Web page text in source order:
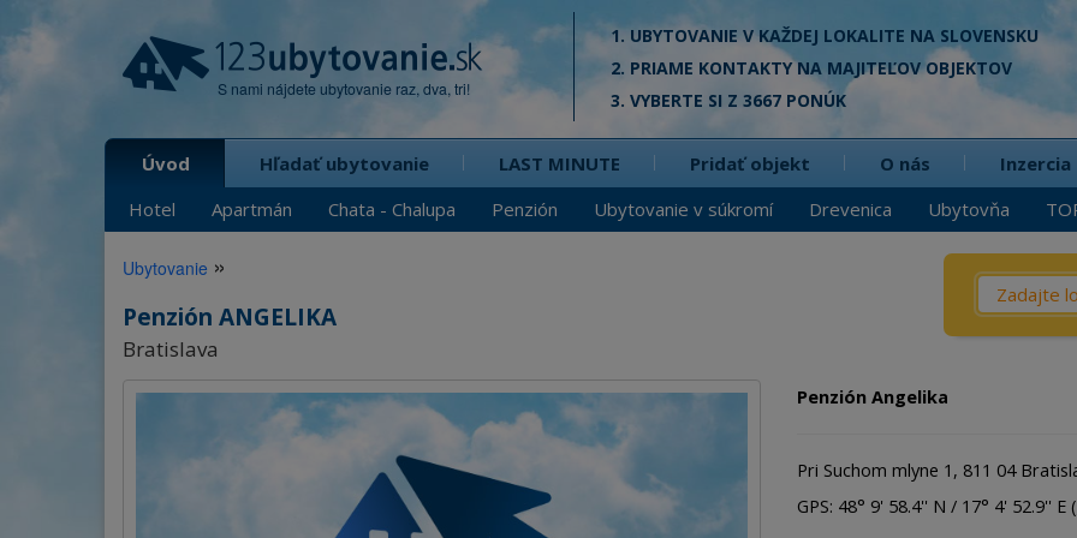
S nami nájdete ubytovanie raz, dva, tri!
1. UBYTOVANIE V KAŽDEJ LOKALITE NA SLOVENSKU
2. PRIAME KONTAKTY NA MAJITEĽOV OBJEKTOV
3. VYBERTE SI Z 3667 PONÚK
Úvod
Hotel
Apartmán Chata - Chalupa Penzión Ubytovanie v súkromí Drevenica Ubytovňa
Hľadať ubytovanie LAST MINUTE Pridať objekt O nás Inzercia
Čo? /
Ubytovanie »
Penzión ANGELIKA
Bratislava
Penzión Angelika
Pri Suchom mlyne 1, 811 04
GPS: 48° 9' 58.4'' N / 17° 4' 52.9'' E (